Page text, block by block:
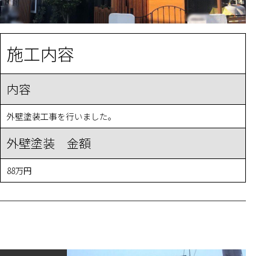
施工内容
内容
外壁塗装工事を行いました。
外壁塗装 金額
88万円